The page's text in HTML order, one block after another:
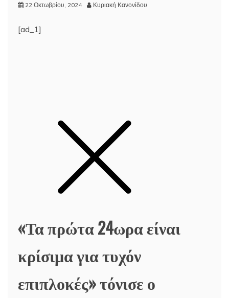
22 Οκτωβρίου, 2024 Κυριακή Κανονίδου
[ad_1]
«Τα πρώτα 24ωρα είναι
κρίσιμα για τυχόν
επιπλοκές» τόνισε ο